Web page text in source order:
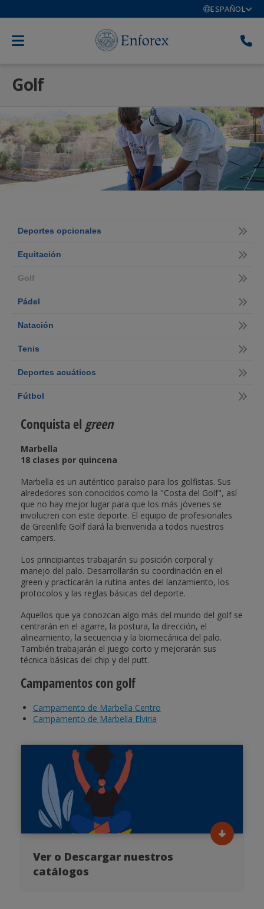
ESPAÑOL
Golf
Deportes opcionales
Equitación
Golf
Pádel
Natación
Tenis
Deportes acuáticos
Fútbol
Conquista el green
Marbella
18 clases por quincena
Marbella es un auténtico paraíso para los golfistas. Sus
alrededores son conocidos como la "Costa del Golf", así
que no hay mejor lugar para que los más jóvenes se
involucren con este deporte. El equipo de profesionales
de Greenlife Golf dará la bienvenida a todos nuestros
campers.
Los principiantes trabajarán su posición corporal y
manejo del palo. Desarrollarán su coordinación en el
green y practicarán la rutina antes del lanzamiento, los
protocolos y las reglas básicas del deporte.
Aquellos que ya conozcan algo más del mundo del golf se
centrarán en el agarre, la postura, la dirección, el
alineamiento, la secuencia y la biomecánica del palo.
También trabajarán el juego corto y mejorarán sus
técnica básicas del chip y del putt.
Campamentos con golf
Campamento de Marbella Centro
Campamento de Marbella Elviria
Ver o Descargar nuestros
catálogos